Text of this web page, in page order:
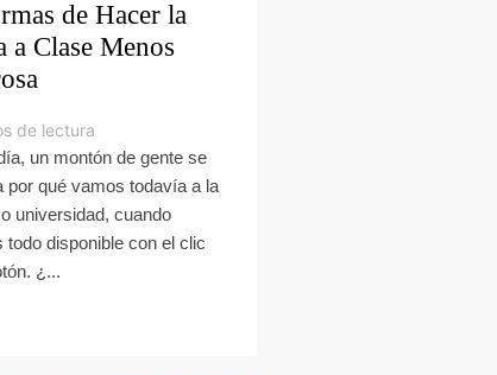
de Hacer la
a Clase Menos
de lectura
un montón de gente se
por qué vamos todavía a la
universidad, cuando
todo disponible con el clic
¿...